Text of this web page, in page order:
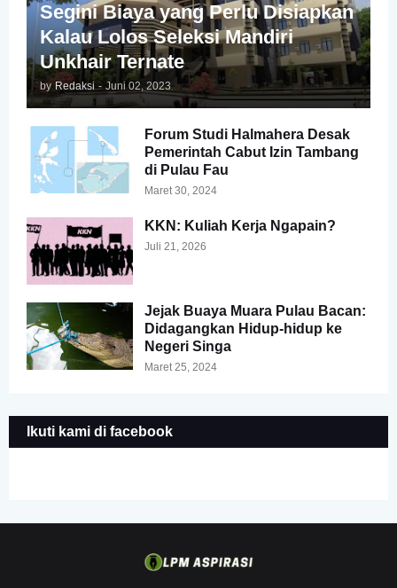
Segini Biaya yang Perlu Disiapkan
Kalau Lolos Seleksi Mandiri
Unkhair Ternate
by Redaksi - Juni 02, 2023
Forum Studi Halmahera Desak
Pemerintah Cabut Izin Tambang
di Pulau Fau
Maret 30, 2024
KKN: Kuliah Kerja Ngapain?
Juli 21, 2026
Jejak Buaya Muara Pulau Bacan:
Didagangkan Hidup-hidup ke
Negeri Singa
Maret 25, 2024
Ikuti kami di facebook